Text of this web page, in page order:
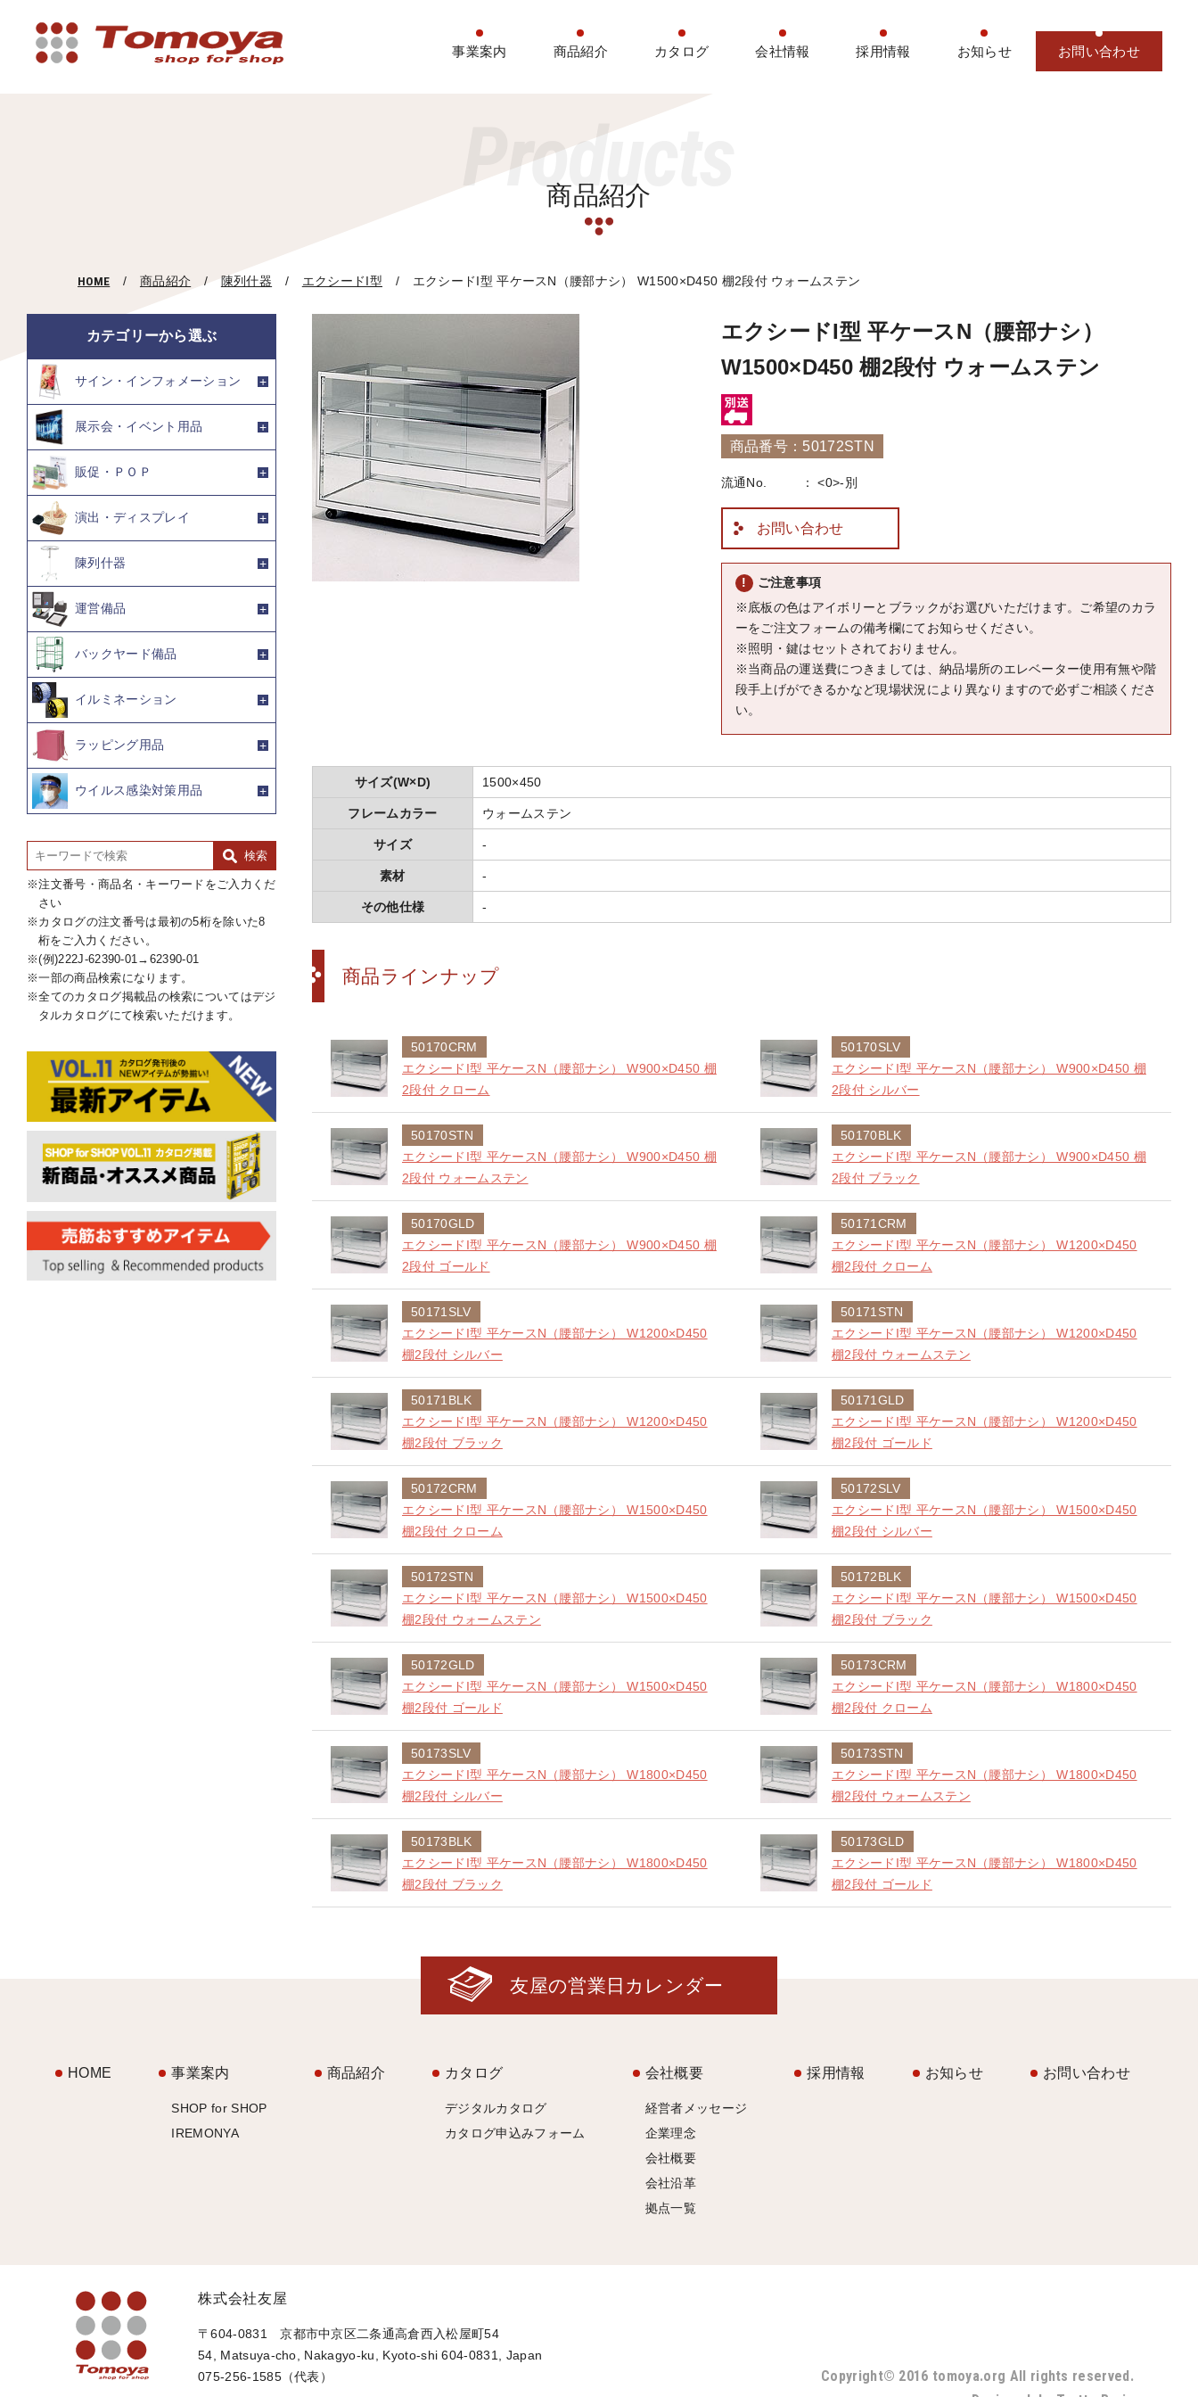
事業案内 商品紹介 カタログ 会社情報 採用情報 お知らせ お問い合わせ
Products
商品紹介
HOME 商品紹介 陳列什器 エクシードI型 エクシードI型 平ケースN（腰部ナシ） W1500×D450 棚2段付 ウォームステン
エクシードI型 平ケースN（腰部ナシ）
W1500×D450 棚2段付 ウォームステン
商品番号：50172STN
流通No. <0>-別
お問い合わせ
ご注意事項
※底板の色はアイボリーとブラックがお選びいただけます。ご希望のカラ
ーをご注文フォームの備考欄にてお知らせください。
※照明・鍵はセットされておりません。
※当商品の運送費につきましては、納品場所のエレベーター使用有無や階
段手上げができるかなど現場状況により異なりますので必ずご相談くださ
い。
サイズ(W×D) 1500×450
フレームカラー ウォームステン
サイズ -
素材 -
その他仕様 -
商品ラインナップ
50170CRM
エクシードI型 平ケースN（腰部ナシ） W900×D450 棚
2段付 クローム
50170SLV
エクシードI型 平ケースN（腰部ナシ） W900×D450 棚
2段付 シルバー
50170STN
エクシードI型 平ケースN（腰部ナシ） W900×D450 棚
2段付 ウォームステン
50170BLK
エクシードI型 平ケースN（腰部ナシ） W900×D450 棚
2段付 ブラック
50170GLD
エクシードI型 平ケースN（腰部ナシ） W900×D450 棚
2段付 ゴールド
50171CRM
エクシードI型 平ケースN（腰部ナシ） W1200×D450
棚2段付 クローム
50171SLV
エクシードI型 平ケースN（腰部ナシ） W1200×D450
棚2段付 シルバー
50171STN
エクシードI型 平ケースN（腰部ナシ） W1200×D450
棚2段付 ウォームステン
50171BLK
エクシードI型 平ケースN（腰部ナシ） W1200×D450
棚2段付 ブラック
50171GLD
エクシードI型 平ケースN（腰部ナシ） W1200×D450
棚2段付 ゴールド
50172CRM
エクシードI型 平ケースN（腰部ナシ） W1500×D450
棚2段付 クローム
50172SLV
エクシードI型 平ケースN（腰部ナシ） W1500×D450
棚2段付 シルバー
50172STN
エクシードI型 平ケースN（腰部ナシ） W1500×D450
棚2段付 ウォームステン
50172BLK
エクシードI型 平ケースN（腰部ナシ） W1500×D450
棚2段付 ブラック
50172GLD
エクシードI型 平ケースN（腰部ナシ） W1500×D450
棚2段付 ゴールド
50173CRM
エクシードI型 平ケースN（腰部ナシ） W1800×D450
棚2段付 クローム
50173SLV
エクシードI型 平ケースN（腰部ナシ） W1800×D450
棚2段付 シルバー
50173STN
エクシードI型 平ケースN（腰部ナシ） W1800×D450
棚2段付 ウォームステン
50173BLK
エクシードI型 平ケースN（腰部ナシ） W1800×D450
棚2段付 ブラック
50173GLD
エクシードI型 平ケースN（腰部ナシ） W1800×D450
棚2段付 ゴールド
カテゴリーから選ぶ
サイン・インフォメーション
展示会・イベント用品
販促・ＰＯＰ
演出・ディスプレイ
陳列什器
運営備品
バックヤード備品
イルミネーション
ラッピング用品
ウイルス感染対策用品
注文番号・商品名・キーワードをご入力くだ
さい
カタログの注文番号は最初の5桁を除いた8
桁をご入力ください。
(例)222J-62390-01→62390-01
一部の商品検索になります。
全てのカタログ掲載品の検索についてはデジ
タルカタログにて検索いただけます。
友屋の営業日カレンダー
HOME 事業案内
SHOP for SHOP
IREMONYA
商品紹介 カタログ
デジタルカタログ
カタログ申込みフォーム
会社概要
経営者メッセージ
企業理念
会社概要
会社沿革
拠点一覧
採用情報 お知らせ お問い合わせ
株式会社友屋
〒604-0831 京都市中京区二条通高倉西入松屋町54
54, Matsuya-cho, Nakagyo-ku, Kyoto-shi 604-0831, Japan
075-256-1585（代表）
Copyright© 2016 tomoya.org All rights reserved.